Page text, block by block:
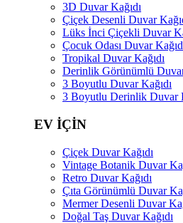
3D Duvar Kağıdı
Çiçek Desenli Duvar
Lüks İnci Çiçekli Duvar
Çocuk Odası Duvar
Tropikal Duvar Kağıdı
Derinlik Görünümlü Duvar
3 Boyutlu Duvar Kağıdı
3 Boyutlu Derinlik Duvar
EV İÇİN
Çiçek Duvar Kağıdı
Vintage Botanik Duvar
Retro Duvar Kağıdı
Çıta Görünümlü Duvar
Mermer Desenli Duvar
Doğal Taş Duvar Kağıdı